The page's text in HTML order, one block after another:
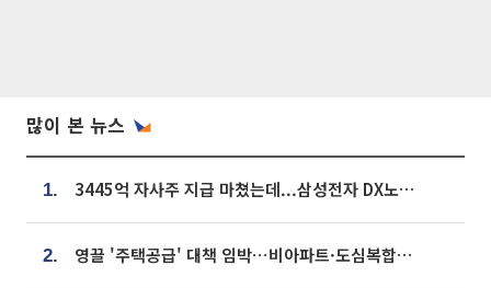
많이 본 뉴스
1. 3445억 자사주 지급 마쳤는데...삼성전자 DX노조, 뒤늦은 '떼쓰기 집회'
2. 영끌 '주택공급' 대책 임박⋯비아파트·도심복합까지 총동원